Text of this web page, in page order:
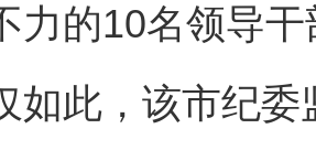
力的10名领导
此，该市纪委